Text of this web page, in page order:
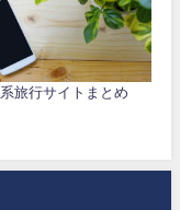
旅行サイトまとめ